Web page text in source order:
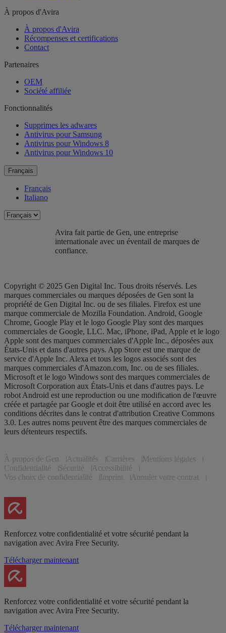
À propos d'Avira
À propos d'Avira
Récompenses et certifications
Contact
Partenaires
OEM
Société affiliée
Fonctionnalités
Supprimes les adwares
Antivirus pour Samsung
Antivirus pour Windows 8
Antivirus pour Windows 10
Français
Français
Italiano
Avira fait partie de Gen, une entreprise
internationale avec un éventail de marques de
confiance.​
Copyright © 2025 Gen Digital Inc. Tous droits réservés. Les
marques commerciales ou marques déposées de Gen sont la
propriété de Gen Digital Inc. ou de ses filiales. Firefox est une
marque commerciale de Mozilla Foundation. Android, Google
Chrome, Google Play et le logo Google Play sont des marques
commerciales de Google, LLC. Mac, iPhone, iPad, Apple et le logo
Apple sont des marques commerciales d'Apple Inc., déposées aux
États-Unis et dans d'autres pays. App Store est une marque de
service d'Apple Inc. Alexa et tous les logos associés sont des
marques commerciales d'Amazon.com, Inc. ou de ses filiales.
Microsoft et le logo Windows sont des marques commerciales de
Microsoft Corporation aux États-Unis et dans d'autres pays. Le
robot Android est une reproduction ou une modification de l'œuvre
créée et partagée par Google et doit être utilisé en accord avec les
conditions décrites dans le contrat d'attribution Creative Commons
3.0. Les autres noms peuvent être des marques commerciales de
leurs détenteurs respectifs.
À propos de Gen Actualités Carrières
Mentions légales
Confidentialité
Sécurité
Accessibilité
Vos choix de confidentialité
Imprint Annuler votre contrat
Renforcez votre confidentialité et votre sécurité pendant la
navigation avec Avira Free Security.
Télécharger maintenant
Renforcez votre confidentialité et votre sécurité pendant la
navigation avec Avira Free Security.
Télécharger maintenant